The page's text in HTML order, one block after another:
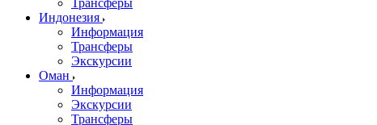
Трансферы
Индонезия
Информация
Трансферы
Экскурсии
Оман
Информация
Экскурсии
Трансферы